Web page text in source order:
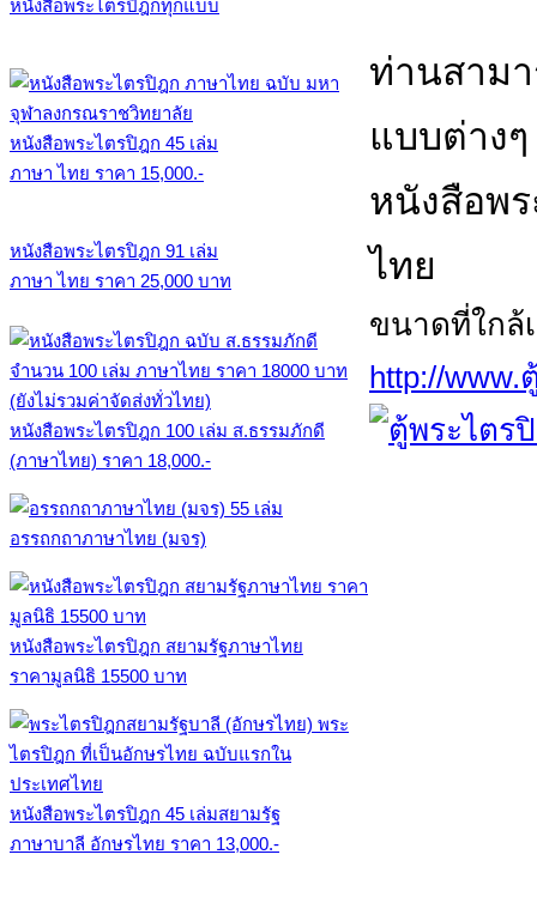
หนังสือพระไตรปิฎกทุกแบบ
หนังสือพระไตรปิฎก 45 เล่ม
ภาษา ไทย ราคา 15,000.-
หนังสือพระไตรปิฎก 91 เล่ม
ภาษา ไทย ราคา 25,000 บาท
หนังสือพระไตรปิฎก 100 เล่ม ส.ธรรมภักดี
(ภาษาไทย) ราคา 18,000.-
อรรถกถาภาษาไทย (มจร)
หนังสือพระไตรปิฎก สยามรัฐภาษาไทย
ราคามูลนิธิ 15500 บาท
หนังสือพระไตรปิฎก 45 เล่มสยามรัฐ
ภาษาบาลี อักษรไทย ราคา 13,000.-
ท่านสาม
แบบต่าง
หนังสือพ
ไทย
ขนาดที่ใกล้
http://www.